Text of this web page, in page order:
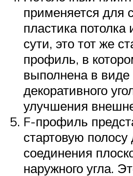
применяется для
пластика потолка
сути, это тот же
профиль, в
выполнена в виде
декоративного
улучшения
F-профиль
стартовую полосу
соединения
наружного угла.